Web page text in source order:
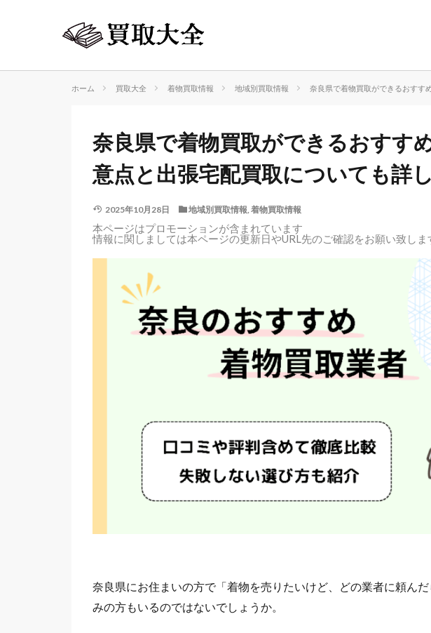
ホーム 買取大全 着物買取情報 地域別買取情報 奈良県で着物買取ができるおすす
奈良県で着物買取ができるおすす
意点と出張宅配買取についても詳
2025年10月28日 地域別買取情報, 着物買取情報
本ページはプロモーションが含まれています
情報に関しましては本ページの更新日やURL先のご確認をお願い致しま
奈良県にお住まいの方で「着物を売りたいけど、どの業者に頼ん
みの方もいるのではないでしょうか。